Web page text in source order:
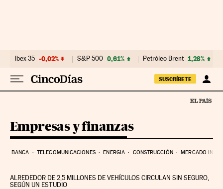
Ibex 35 -0,02% S&P 500 0,61% Petróleo Brent 1,28%
SUSCRÍBETE
Empresas y finanzas
BANCA TELECOMUNICACIONES ENERGIA CONSTRUCCIÓN MERCADO
ALREDEDOR DE 2,5 MILLONES DE VEHÍCULOS CIRCULAN SIN SEGURO,
SEGÚN UN ESTUDIO